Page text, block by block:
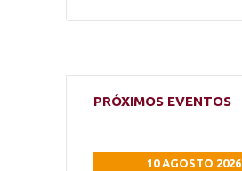
PRÓXIMOS EVENTOS
10 AGOSTO 2026